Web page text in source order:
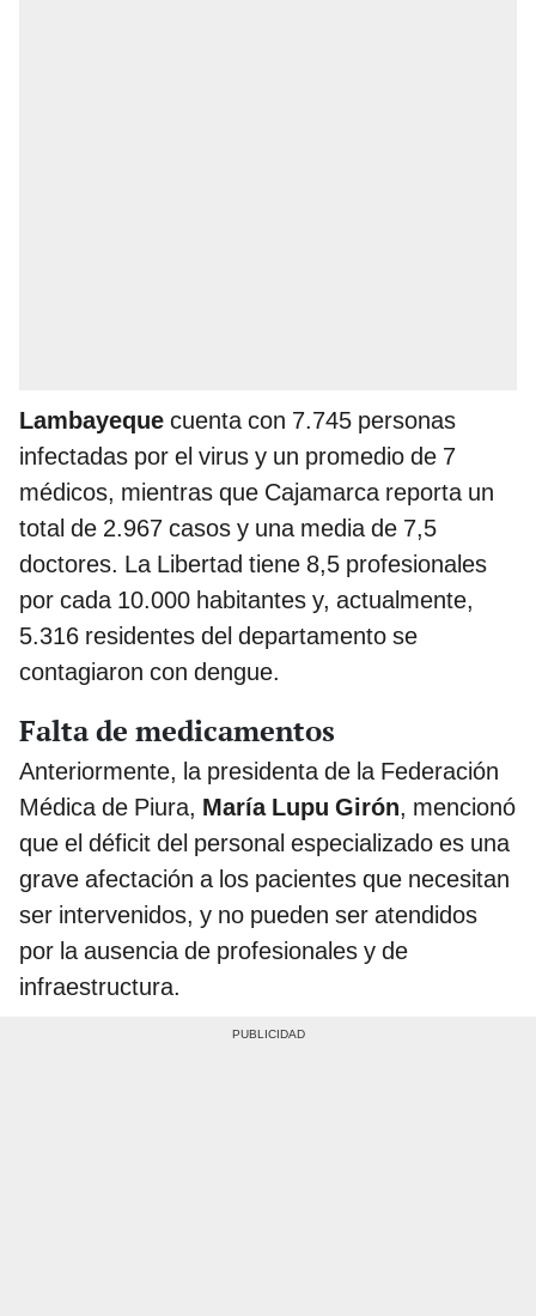
Lambayeque cuenta con 7.745 personas
infectadas por el virus y un promedio de 7
médicos, mientras que Cajamarca reporta un
total de 2.967 casos y una media de 7,5
doctores. La Libertad tiene 8,5 profesionales
por cada 10.000 habitantes y, actualmente,
5.316 residentes del departamento se
contagiaron con dengue.
Falta de medicamentos
Anteriormente, la presidenta de la Federación
Médica de Piura, María Lupu Girón, mencionó
que el déficit del personal especializado es una
grave afectación a los pacientes que necesitan
ser intervenidos, y no pueden ser atendidos
por la ausencia de profesionales y de
infraestructura.